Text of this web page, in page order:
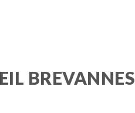
BREVANNES